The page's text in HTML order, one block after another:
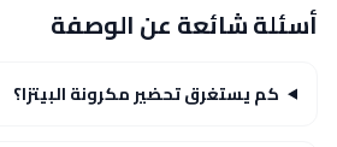
أسئلة شائعة عن الوصفة
كم يستغرق تحضير مكرونة البيتزا؟